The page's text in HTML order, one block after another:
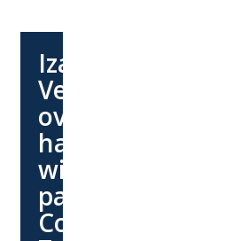
Iza
Venhoven
over
haar
winnende
paard
Comistrade